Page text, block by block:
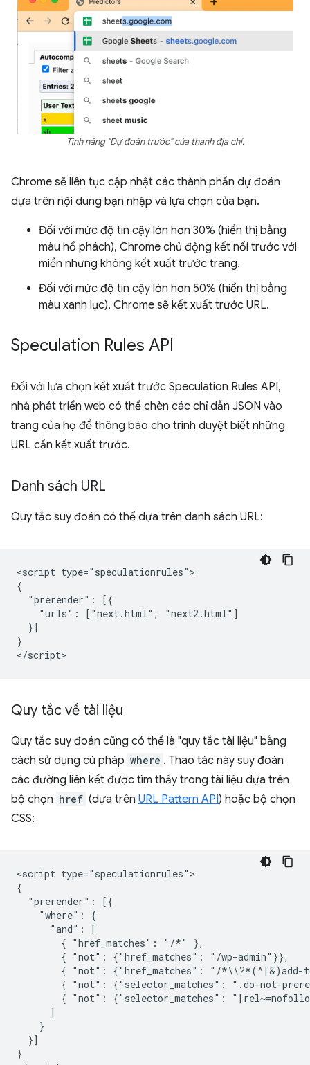
Tính năng "Dự đoán trước" của thanh địa chỉ.
Chrome sẽ liên tục cập nhật các thành phần dự đoán
dựa trên nội dung bạn nhập và lựa chọn của bạn.
Đối với mức độ tin cậy lớn hơn 30% (hiển thị bằng
màu hổ phách), Chrome chủ động kết nối trước với
miền nhưng không kết xuất trước trang.
Đối với mức độ tin cậy lớn hơn 50% (hiển thị bằng
màu xanh lục), Chrome sẽ kết xuất trước URL.
Speculation Rules API
Đối với lựa chọn kết xuất trước Speculation Rules API,
nhà phát triển web có thể chèn các chỉ dẫn JSON vào
trang của họ để thông báo cho trình duyệt biết những
URL cần kết xuất trước.
Danh sách URL
Quy tắc suy đoán có thể dựa trên danh sách URL:
<script type="speculationrules">
{
  "prerender": [{
    "urls": ["next.html", "next2.html"]
  }]
}
Quy tắc về tài liệu
Quy tắc suy đoán cũng có thể là "quy tắc tài liệu" bằng
cách sử dụng cú pháp where . Thao tác này suy đoán
các đường liên kết được tìm thấy trong tài liệu dựa trên
bộ chọn href (dựa trên URL Pattern API) hoặc bộ chọn
CSS:
<script type="speculationrules">
{
  "prerender": [{
    "where": {
      "and": [
        { "href_matches": "/*" },
        { "not": {"href_matches": "/wp-admin"}},
{ "not": {"href_matches": "/*\\?*(^|&)add-
{ "not": {"selector_matches": ".do-not-
{ "not": {"selector_matches":
      ]
    }
  }]
}